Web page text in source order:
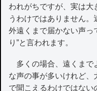
われがちですが、実は
うわけではありません
外遠くまで届かない声っ
り”と言われます。
多くの場合、遠くまで
な声の事が多いけれど、
で聞こえるわけではな